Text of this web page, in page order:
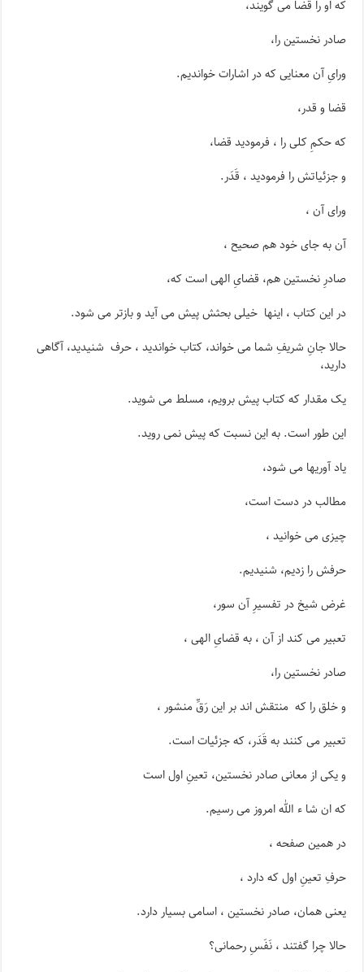
که او را قضا می گویند،
صادر نخستین را،
ورایِ آن معنایی که در اشارات خواندیم.
قضا و قدر،
که حکمِ کلی را ، فرمودید قضا،
و جزئیاتش را فرمودید ، قَدَر.
ورای آن ،
آن به جای خود هم صحیح ،
صادرِ نخستین هم، قضایِ الهی است که،
در این کتاب ، اینها خیلی بحثش پیش می آید و بازتر می شود.
حالا جانِ شریفِ شما می خواند، کتاب خواندید ، حرف شنیدید، آگاهی
دارید،
یک مقدار که کتاب پیش برویم، مسلط می شوید.
این طور است. به این نسبت که پیش نمی روید.
یاد آوریها می شود،
مطالب در دست است،
چیزی می خوانید ،
حرفش را زدیم، شنیدیم.
غرض شیخ در تفسیرِ آن سور،
تعبیر می کند از آن ، به قضایِ الهی ،
صادر نخستین را،
و خلق را که منتقش اند بر این رَقِّ منشور ،
تعبیر می کنند به قَدَر، که جزئیات است.
و یکی از معانی صادر نخستین، تعینِ اول است
که ان شا ء الله امروز می رسیم.
در همین صفحه ،
حرفِ تعینِ اول که دارد ،
یعنی همان، صادر نخستین ، اسامی بسیار دارد.
حالا چرا گفتند ، نَفَسِ رحمانی؟